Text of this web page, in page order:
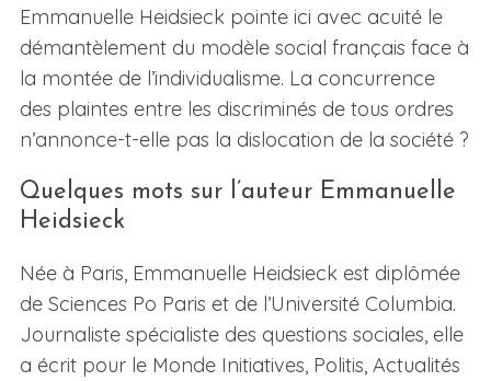
Emmanuelle Heidsieck pointe ici avec acuité le
démantèlement du modèle social français face à
la montée de l’individualisme. La concurrence
des plaintes entre les discriminés de tous ordres
n’annonce-t-elle pas la dislocation de la société ?
Quelques mots sur l’auteur Emmanuelle
Heidsieck
Née à Paris, Emmanuelle Heidsieck est diplômée
de Sciences Po Paris et de l’Université Columbia.
Journaliste spécialiste des questions sociales, elle
a écrit pour le Monde Initiatives, Politis, Actualités